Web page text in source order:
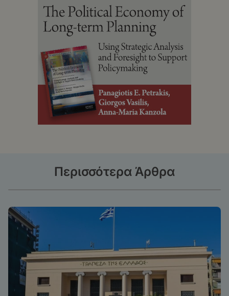
Περισσότερα Άρθρα